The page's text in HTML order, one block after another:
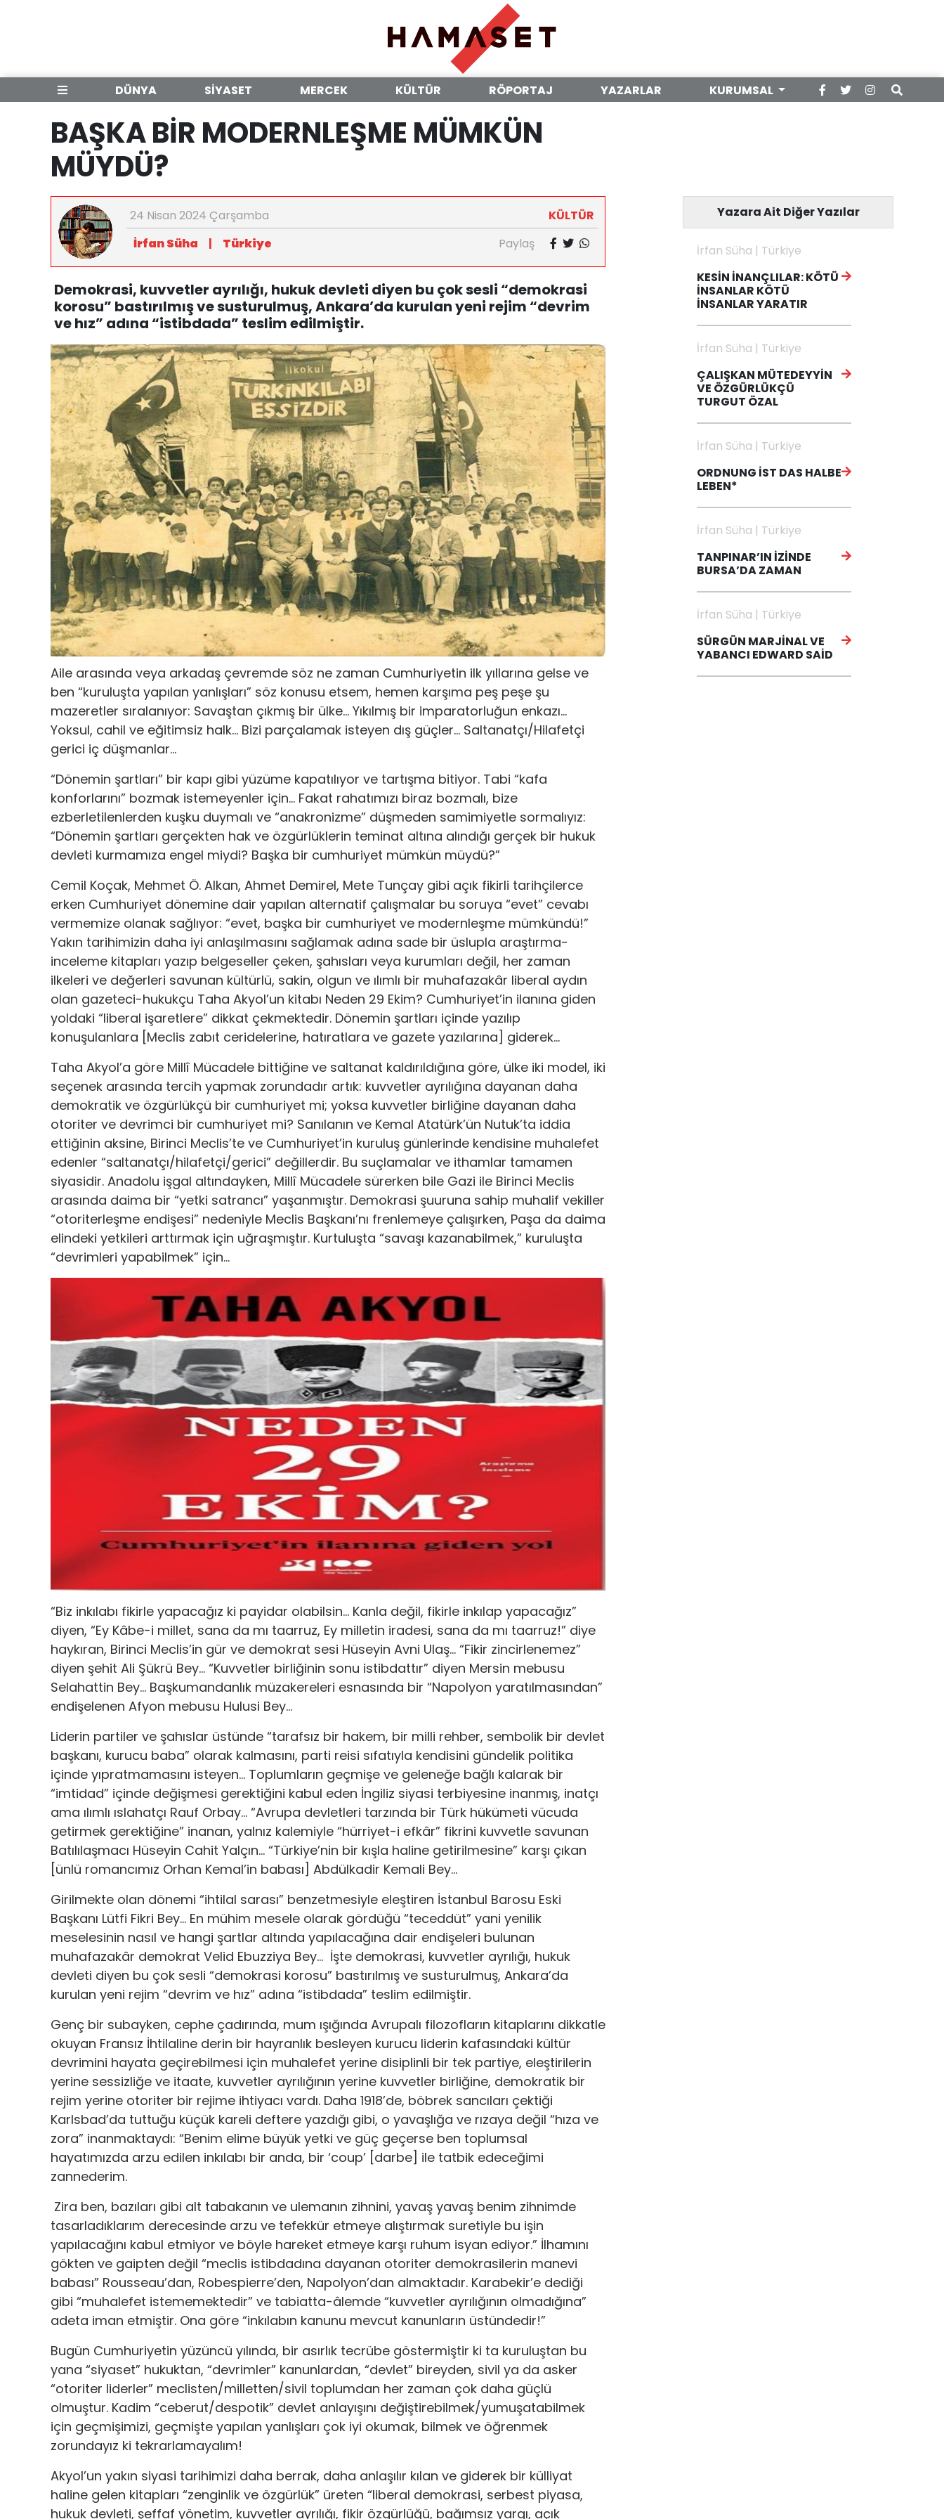
DÜNYA SİYASET MERCEK KÜLTÜR RÖPORTAJ YAZARLAR KURUMSAL
BAŞKA BİR MODERNLEŞME MÜMKÜN
MÜYDÜ?
24 Nisan 2024 Çarşamba
KÜLTÜR
İrfan Süha
| Türkiye Paylaş
Demokrasi, kuvvetler ayrılığı, hukuk devleti diyen bu çok sesli “demokrasi
korosu” bastırılmış ve susturulmuş, Ankara’da kurulan yeni rejim “devrim
ve hız” adına “istibdada” teslim edilmiştir.
Aile arasında veya arkadaş çevremde söz ne zaman Cumhuriyetin ilk yıllarına gelse ve
ben “kuruluşta yapılan yanlışları” söz konusu etsem, hemen karşıma peş peşe şu
mazeretler sıralanıyor: Savaştan çıkmış bir ülke… Yıkılmış bir imparatorluğun enkazı…
Yoksul, cahil ve eğitimsiz halk… Bizi parçalamak isteyen dış güçler… Saltanatçı/Hilafetçi
gerici iç düşmanlar…
“Dönemin şartları” bir kapı gibi yüzüme kapatılıyor ve tartışma bitiyor. Tabi “kafa
konforlarını” bozmak istemeyenler için… Fakat rahatımızı biraz bozmalı, bize
ezberletilenlerden kuşku duymalı ve “anakronizme” düşmeden samimiyetle sormalıyız:
“Dönemin şartları gerçekten hak ve özgürlüklerin teminat altına alındığı gerçek bir hukuk
devleti kurmamıza engel miydi? Başka bir cumhuriyet mümkün müydü?”
Cemil Koçak, Mehmet Ö. Alkan, Ahmet Demirel, Mete Tunçay gibi açık fikirli tarihçilerce
erken Cumhuriyet dönemine dair yapılan alternatif çalışmalar bu soruya “evet” cevabı
vermemize olanak sağlıyor: “evet, başka bir cumhuriyet ve modernleşme mümkündü!”
Yakın tarihimizin daha iyi anlaşılmasını sağlamak adına sade bir üslupla araştırma-
inceleme kitapları yazıp belgeseller çeken, şahısları veya kurumları değil, her zaman
ilkeleri ve değerleri savunan kültürlü, sakin, olgun ve ılımlı bir muhafazakâr liberal aydın
olan gazeteci-hukukçu Taha Akyol’un kitabı Neden 29 Ekim? Cumhuriyet’in ilanına giden
yoldaki “liberal işaretlere” dikkat çekmektedir. Dönemin şartları içinde yazılıp
konuşulanlara [Meclis zabıt ceridelerine, hatıratlara ve gazete yazılarına] giderek…
Taha Akyol’a göre Millî Mücadele bittiğine ve saltanat kaldırıldığına göre, ülke iki model, iki
seçenek arasında tercih yapmak zorundadır artık: kuvvetler ayrılığına dayanan daha
demokratik ve özgürlükçü bir cumhuriyet mi; yoksa kuvvetler birliğine dayanan daha
otoriter ve devrimci bir cumhuriyet mi? Sanılanın ve Kemal Atatürk’ün Nutuk’ta iddia
ettiğinin aksine, Birinci Meclis’te ve Cumhuriyet’in kuruluş günlerinde kendisine muhalefet
edenler “saltanatçı/hilafetçi/gerici” değillerdir. Bu suçlamalar ve ithamlar tamamen
siyasidir. Anadolu işgal altındayken, Millî Mücadele sürerken bile Gazi ile Birinci Meclis
arasında daima bir “yetki satrancı” yaşanmıştır. Demokrasi şuuruna sahip muhalif vekiller
“otoriterleşme endişesi” nedeniyle Meclis Başkanı’nı frenlemeye çalışırken, Paşa da daima
elindeki yetkileri arttırmak için uğraşmıştır. Kurtuluşta “savaşı kazanabilmek,” kuruluşta
“devrimleri yapabilmek” için…
“Biz inkılabı fikirle yapacağız ki payidar olabilsin… Kanla değil, fikirle inkılap yapacağız”
diyen, “Ey Kâbe-i millet, sana da mı taarruz, Ey milletin iradesi, sana da mı taarruz!” diye
haykıran, Birinci Meclis’in gür ve demokrat sesi Hüseyin Avni Ulaş… “Fikir zincirlenemez”
diyen şehit Ali Şükrü Bey… “Kuvvetler birliğinin sonu istibdattır” diyen Mersin mebusu
Selahattin Bey… Başkumandanlık müzakereleri esnasında bir “Napolyon yaratılmasından”
endişelenen Afyon mebusu Hulusi Bey…
Liderin partiler ve şahıslar üstünde “tarafsız bir hakem, bir milli rehber, sembolik bir devlet
başkanı, kurucu baba” olarak kalmasını, parti reisi sıfatıyla kendisini gündelik politika
içinde yıpratmamasını isteyen… Toplumların geçmişe ve geleneğe bağlı kalarak bir
“imtidad” içinde değişmesi gerektiğini kabul eden İngiliz siyasi terbiyesine inanmış, inatçı
ama ılımlı ıslahatçı Rauf Orbay… “Avrupa devletleri tarzında bir Türk hükümeti vücuda
getirmek gerektiğine” inanan, yalnız kalemiyle “hürriyet-i efkâr” fikrini kuvvetle savunan
Batılılaşmacı Hüseyin Cahit Yalçın… “Türkiye’nin bir kışla haline getirilmesine” karşı çıkan
[ünlü romancımız Orhan Kemal’in babası] Abdülkadir Kemali Bey…
Girilmekte olan dönemi “ihtilal sarası” benzetmesiyle eleştiren İstanbul Barosu Eski
Başkanı Lütfi Fikri Bey… En mühim mesele olarak gördüğü “teceddüt” yani yenilik
meselesinin nasıl ve hangi şartlar altında yapılacağına dair endişeleri bulunan
muhafazakâr demokrat Velid Ebuzziya Bey… İşte demokrasi, kuvvetler ayrılığı, hukuk
devleti diyen bu çok sesli “demokrasi korosu” bastırılmış ve susturulmuş, Ankara’da
kurulan yeni rejim “devrim ve hız” adına “istibdada” teslim edilmiştir.
Genç bir subayken, cephe çadırında, mum ışığında Avrupalı filozofların kitaplarını dikkatle
okuyan Fransız İhtilaline derin bir hayranlık besleyen kurucu liderin kafasındaki kültür
devrimini hayata geçirebilmesi için muhalefet yerine disiplinli bir tek partiye, eleştirilerin
yerine sessizliğe ve itaate, kuvvetler ayrılığının yerine kuvvetler birliğine, demokratik bir
rejim yerine otoriter bir rejime ihtiyacı vardı. Daha 1918’de, böbrek sancıları çektiği
Karlsbad’da tuttuğu küçük kareli deftere yazdığı gibi, o yavaşlığa ve rızaya değil “hıza ve
zora” inanmaktaydı: “Benim elime büyük yetki ve güç geçerse ben toplumsal
hayatımızda arzu edilen inkılabı bir anda, bir ‘coup’ [darbe] ile tatbik edeceğimi
zannederim.
Zira ben, bazıları gibi alt tabakanın ve ulemanın zihnini, yavaş yavaş benim zihnimde
tasarladıklarım derecesinde arzu ve tefekkür etmeye alıştırmak suretiyle bu işin
yapılacağını kabul etmiyor ve böyle hareket etmeye karşı ruhum isyan ediyor.” İlhamını
gökten ve gaipten değil “meclis istibdadına dayanan otoriter demokrasilerin manevi
babası” Rousseau’dan, Robespierre’den, Napolyon’dan almaktadır. Karabekir’e dediği
gibi “muhalefet istememektedir” ve tabiatta-âlemde “kuvvetler ayrılığının olmadığına”
adeta iman etmiştir. Ona göre “inkılabın kanunu mevcut kanunların üstündedir!”
Bugün Cumhuriyetin yüzüncü yılında, bir asırlık tecrübe göstermiştir ki ta kuruluştan bu
yana “siyaset” hukuktan, “devrimler” kanunlardan, “devlet” bireyden, sivil ya da asker
“otoriter liderler” meclisten/milletten/sivil toplumdan her zaman çok daha güçlü
olmuştur. Kadim “ceberut/despotik” devlet anlayışını değiştirebilmek/yumuşatabilmek
için geçmişimizi, geçmişte yapılan yanlışları çok iyi okumak, bilmek ve öğrenmek
zorundayız ki tekrarlamayalım!
Akyol’un yakın siyasi tarihimizi daha berrak, daha anlaşılır kılan ve giderek bir külliyat
haline gelen kitapları “zenginlik ve özgürlük” üreten “liberal demokrasi, serbest piyasa,
hukuk devleti, şeffaf yönetim, kuvvetler ayrılığı, fikir özgürlüğü, bağımsız yargı, açık
Yazara Ait Diğer Yazılar
İrfan Süha | Türkiye
KESİN İNANÇLILAR: KÖTÜ
İNSANLAR KÖTÜ
İNSANLAR YARATIR
İrfan Süha | Türkiye
ÇALIŞKAN MÜTEDEYYİN
VE ÖZGÜRLÜKÇÜ
TURGUT ÖZAL
İrfan Süha | Türkiye
ORDNUNG İST DAS HALBE
LEBEN*
İrfan Süha | Türkiye
TANPINAR’IN İZİNDE
BURSA’DA ZAMAN
İrfan Süha | Türkiye
SÜRGÜN MARJİNAL VE
YABANCI EDWARD SAİD